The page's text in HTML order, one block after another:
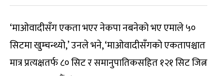
‘माओवादीसँग एकता भएर नेकपा नबनेको भए एमाले ५०
सिटमा खुम्चन्थ्यो,’उनले भने, ‘माओवादीसँगको एकतापश्चात
मात्र प्रत्यक्षतर्फ ८० सिट र समानुपातिकसहित १२१ सिट जित्न